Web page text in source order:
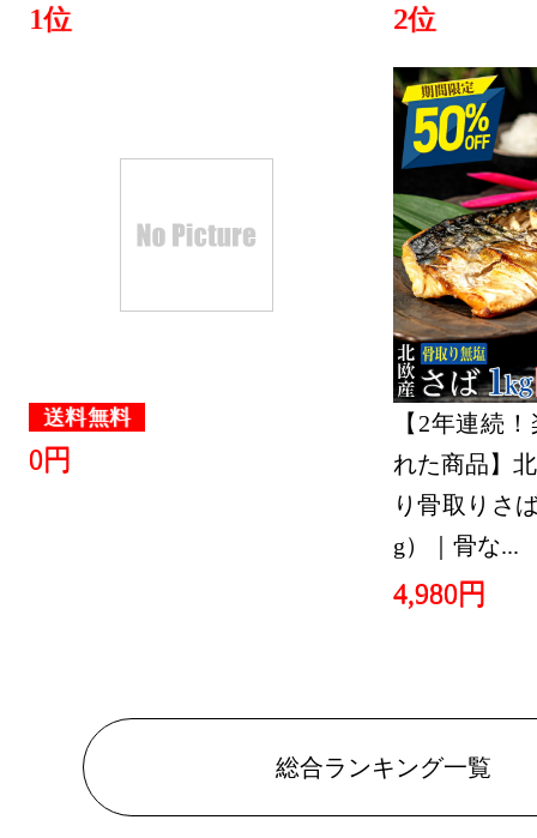
2018/12/02
本・雑誌
グ：15位
2018/12/01
本・雑誌
グ：14位
2018/11/30
本・雑誌
グ：5位
1位
送料無料
0円
2位
【2年連続
れた商品】
り骨取りさ
g）｜骨な...
4,980円
総合ランキング一覧